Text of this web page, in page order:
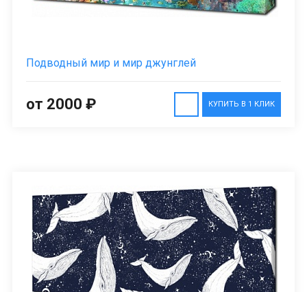
Подводный мир и мир джунглей
КУПИТЬ В 1 КЛИК
от 2000 ₽